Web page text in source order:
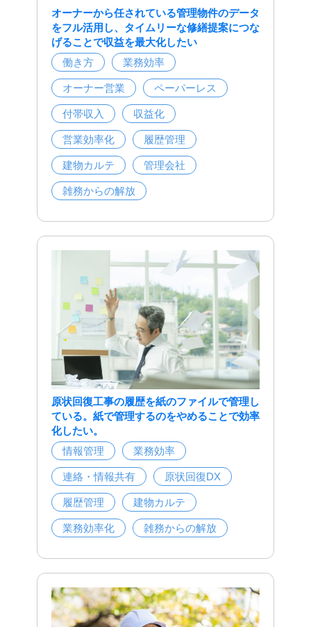
オーナーから任されている管理物件のデータ
をフル活用し、タイムリーな修繕提案につな
げることで収益を最大化したい
働き方
業務効率
オーナー営業 ペーパーレス
付帯収入 収益化
営業効率化 履歴管理
建物カルテ 管理会社
雑務からの解放
原状回復工事の履歴を紙のファイルで管理し
ている。紙で管理するのをやめることで効率
化したい。
情報管理
業務効率
連絡・情報共有 原状回復DX
履歴管理 建物カルテ
業務効率化 雑務からの解放